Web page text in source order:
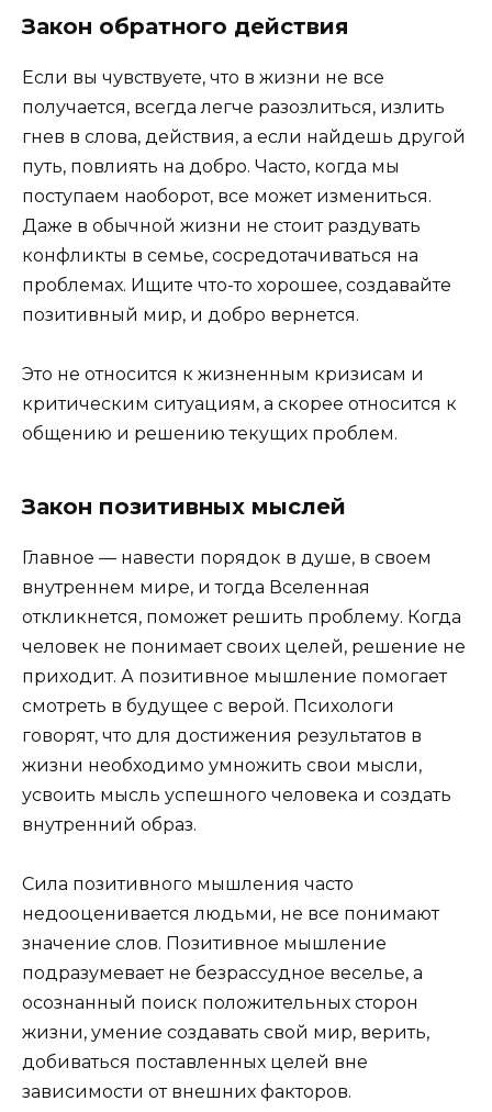
Закон обратного действия
Если вы чувствуете, что в жизни не все
получается, всегда легче разозлиться, излить
гнев в слова, действия, а если найдешь другой
путь, повлиять на добро. Часто, когда мы
поступаем наоборот, все может измениться.
Даже в обычной жизни не стоит раздувать
конфликты в семье, сосредотачиваться на
проблемах. Ищите что-то хорошее, создавайте
позитивный мир, и добро вернется.
Это не относится к жизненным кризисам и
критическим ситуациям, а скорее относится к
общению и решению текущих проблем.
Закон позитивных мыслей
Главное — навести порядок в душе, в своем
внутреннем мире, и тогда Вселенная
откликнется, поможет решить проблему. Когда
человек не понимает своих целей, решение не
приходит. А позитивное мышление помогает
смотреть в будущее с верой. Психологи
говорят, что для достижения результатов в
жизни необходимо умножить свои мысли,
усвоить мысль успешного человека и создать
внутренний образ.
Сила позитивного мышления часто
недооценивается людьми, не все понимают
значение слов. Позитивное мышление
подразумевает не безрассудное веселье, а
осознанный поиск положительных сторон
жизни, умение создавать свой мир, верить,
добиваться поставленных целей вне
зависимости от внешних факторов.